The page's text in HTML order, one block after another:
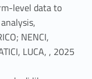
level data to
NENCI,
LUCA, , 2025